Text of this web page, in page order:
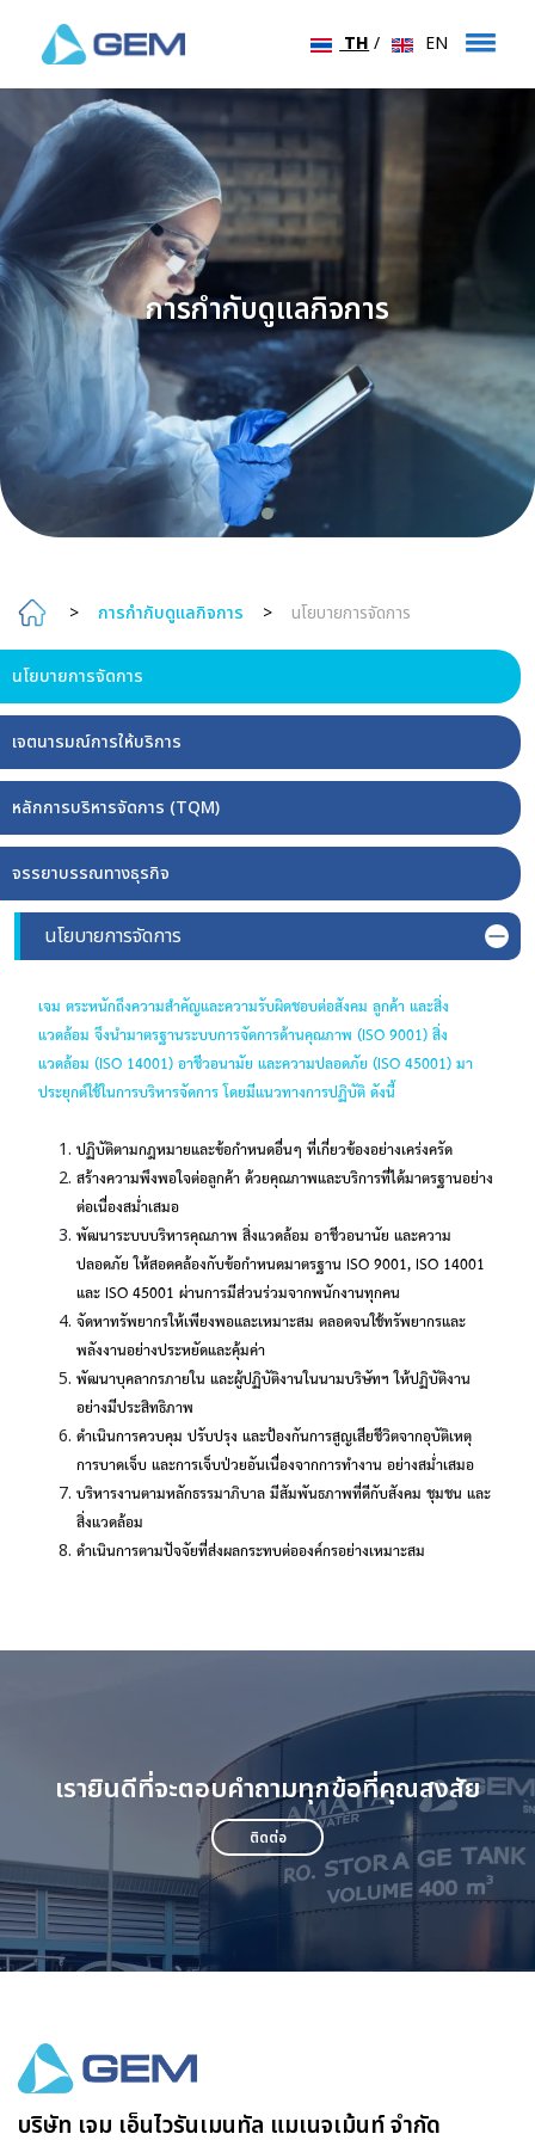
TH/ EN
การกำกับดูแลกิจการ
> การกำกับดูแลกิจการ > นโยบายการจัดการ
นโยบายการจัดการ
เจตนารมณ์การให้บริการ
หลักการบริหารจัดการ (TQM)
จรรยาบรรณทางธุรกิจ
นโยบายการจัดการ
เจม ตระหนักถึงความสำคัญและความรับผิดชอบต่อสังคม ลูกค้า และสิ่ง
แวดล้อม จึงนำมาตรฐานระบบการจัดการด้านคุณภาพ (ISO 9001) สิ่ง
แวดล้อม (ISO 14001) อาชีวอนามัย และความปลอดภัย (ISO 45001) มา
ประยุกต์ใช้ในการบริหารจัดการ โดยมีแนวทางการปฏิบัติ ดังนี้
ปฏิบัติตามกฎหมายและข้อกำหนดอื่นๆ ที่เกี่ยวข้องอย่างเคร่งครัด
สร้างความพึงพอใจต่อลูกค้า ด้วยคุณภาพและบริการที่ได้มาตรฐานอย่าง
ต่อเนื่องสม่ำเสมอ
พัฒนาระบบบริหารคุณภาพ สิ่งแวดล้อม อาชีวอนานัย และความ
ปลอดภัย ให้สอดคล้องกับข้อกำหนดมาตรฐาน ISO 9001, ISO 14001
และ ISO 45001 ผ่านการมีส่วนร่วมจากพนักงานทุกคน
จัดหาทรัพยากรให้เพียงพอและเหมาะสม ตลอดจนใช้ทรัพยากรและ
พลังงานอย่างประหยัดและคุ้มค่า
พัฒนาบุคลากรภายใน และผู้ปฏิบัติงานในนามบริษัทฯ ให้ปฏิบัติงาน
อย่างมีประสิทธิภาพ
ดำเนินการควบคุม ปรับปรุง และป้องกันการสูญเสียชีวิตจากอุบัติเหตุ
การบาดเจ็บ และการเจ็บป่วยอันเนื่องจากการทำงาน อย่างสม่ำเสมอ
บริหารงานตามหลักธรรมาภิบาล มีสัมพันธภาพที่ดีกับสังคม ชุมชน และ
สิ่งแวดล้อม
ดำเนินการตามปัจจัยที่ส่งผลกระทบต่อองค์กรอย่างเหมาะสม
เรายินดีที่จะตอบคำถามทุกข้อที่คุณสงสัย
ติดต่อ
บริษัท เจม เอ็นไวรันเมนทัล แมเนจเม้นท์ จำกัด